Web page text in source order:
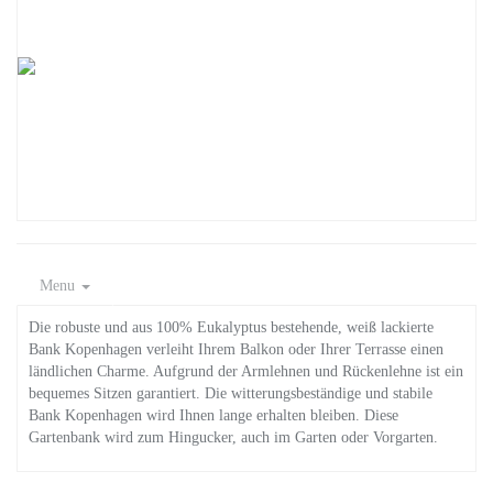
Menu
Die robuste und aus 100% Eukalyptus bestehende, weiß lackierte
Bank Kopenhagen verleiht Ihrem Balkon oder Ihrer Terrasse einen
ländlichen Charme. Aufgrund der Armlehnen und Rückenlehne ist ein
bequemes Sitzen garantiert. Die witterungsbeständige und stabile
Bank Kopenhagen wird Ihnen lange erhalten bleiben. Diese
Gartenbank wird zum Hingucker, auch im Garten oder Vorgarten.